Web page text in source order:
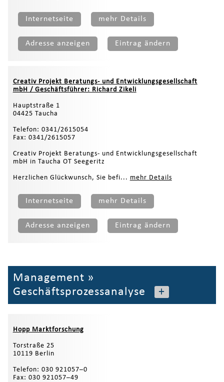
Internetseite mehr Details
Adresse anzeigen Eintrag ändern
Creativ Projekt Beratungs- und Entwicklungsgesellschaft
mbH / Geschäftsführer: Richard Zikeli
Hauptstraße 1
04425 Taucha
Telefon: 0341/2615054
Fax: 0341/2615057
Creativ Projekt Beratungs- und Entwicklungsgesellschaft
mbH in Taucha OT Seegeritz
Herzlichen Glückwunsch, Sie befi... mehr Details
Internetseite mehr Details
Adresse anzeigen Eintrag ändern
Management »
Geschäftsprozessanalyse
+
Hopp Marktforschung
Torstraße 25
10119 Berlin
Telefon: 030 921057–0
Fax: 030 921057–49